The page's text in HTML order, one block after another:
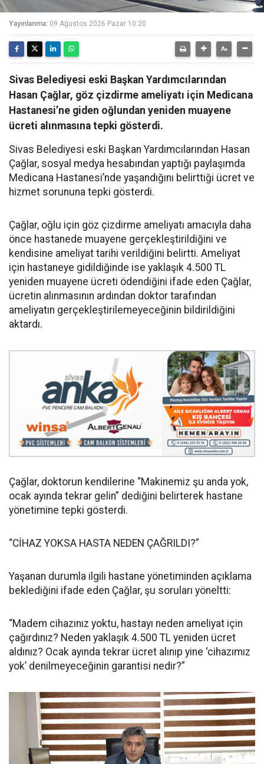
Yayınlanma: 09 Ağustos 2026 Pazar 10:20
Sivas Belediyesi eski Başkan Yardımcılarından
Hasan Çağlar, göz çizdirme ameliyatı için Medicana
Hastanesi’ne giden oğlundan yeniden muayene
ücreti alınmasına tepki gösterdi.
Sivas Belediyesi eski Başkan Yardımcılarından Hasan
Çağlar, sosyal medya hesabından yaptığı paylaşımda
Medicana Hastanesi’nde yaşandığını belirttiği ücret ve
hizmet sorununa tepki gösterdi.
Çağlar, oğlu için göz çizdirme ameliyatı amacıyla daha
önce hastanede muayene gerçekleştirildiğini ve
kendisine ameliyat tarihi verildiğini belirtti. Ameliyat
için hastaneye gidildiğinde ise yaklaşık 4.500 TL
yeniden muayene ücreti ödendiğini ifade eden Çağlar,
ücretin alınmasının ardından doktor tarafından
ameliyatın gerçekleştirilemeyeceğinin bildirildiğini
aktardı.
Çağlar, doktorun kendilerine “Makinemiz şu anda yok,
ocak ayında tekrar gelin” dediğini belirterek hastane
yönetimine tepki gösterdi.
“CİHAZ YOKSA HASTA NEDEN ÇAĞRILDI?”
Yaşanan durumla ilgili hastane yönetiminden açıklama
beklediğini ifade eden Çağlar, şu soruları yöneltti:
“Madem cihazınız yoktu, hastayı neden ameliyat için
çağırdınız? Neden yaklaşık 4.500 TL yeniden ücret
aldınız? Ocak ayında tekrar ücret alınıp yine ‘cihazımız
yok’ denilmeyeceğinin garantisi nedir?”